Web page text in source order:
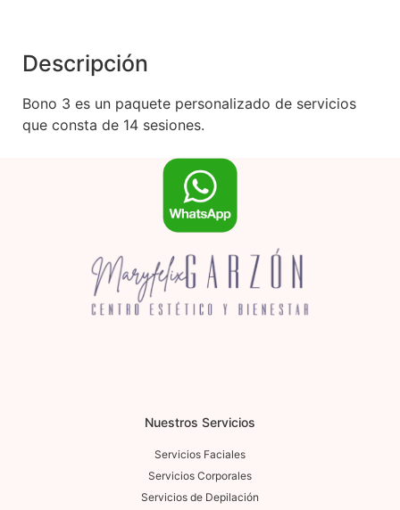
Descripción
Bono 3 es un paquete personalizado de servicios
que consta de 14 sesiones.
Nuestros Servicios
Servicios Faciales
Servicios Corporales
Servicios de Depilación